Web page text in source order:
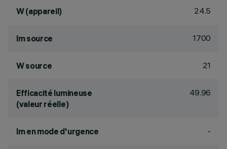
W (appareil) 24.5
lm source 1700
W source 21
Efficacité lumineuse
(valeur réelle)
49.96
lm en mode d'urgence -